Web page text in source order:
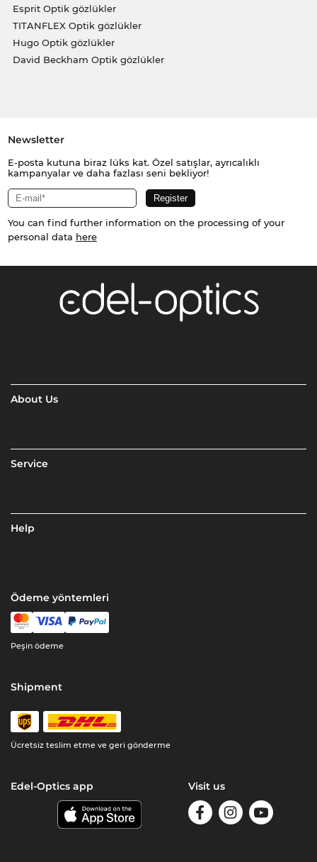
Esprit Optik gözlükler
TITANFLEX Optik gözlükler
Hugo Optik gözlükler
David Beckham Optik gözlükler
Newsletter
E-posta kutuna biraz lüks kat. Özel satışlar, ayrıcalıklı
kampanyalar ve daha fazlası seni bekliyor!
You can find further information on the processing of your
personal data here
About Us
Service
Help
Ödeme yöntemleri
Peşin ödeme
Shipment
Ücretsiz teslim etme ve geri gönderme
Edel-Optics app Visit us